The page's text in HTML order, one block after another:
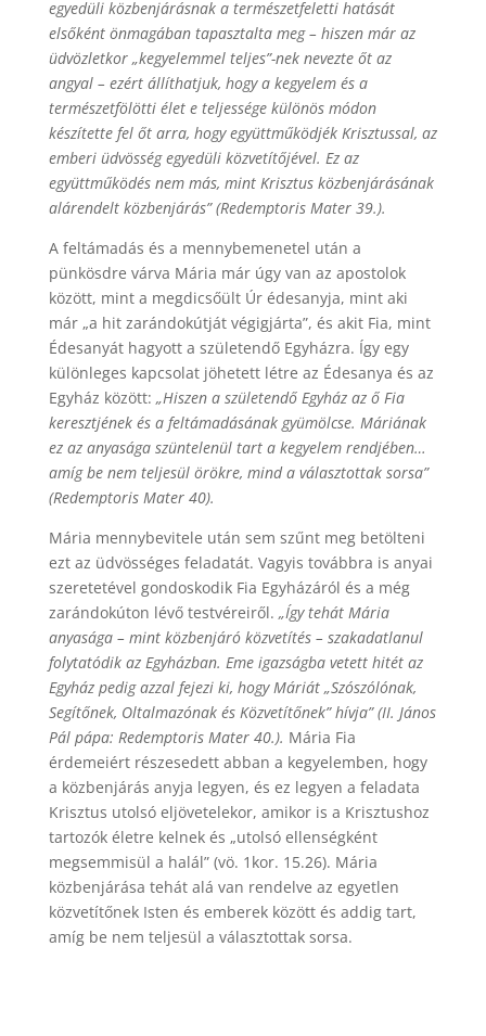
egyedüli közbenjárásnak a természetfeletti hatását
elsőként önmagában tapasztalta meg – hiszen már az
üdvözletkor „kegyelemmel teljes”-nek nevezte őt az
angyal – ezért állíthatjuk, hogy a kegyelem és a
természetfölötti élet e teljessége különös módon
készítette fel őt arra, hogy együttműködjék Krisztussal, az
emberi üdvösség egyedüli közvetítőjével. Ez az
együttműködés nem más, mint Krisztus közbenjárásának
alárendelt közbenjárás” (Redemptoris Mater 39.).
A feltámadás és a mennybemenetel után a
pünkösdre várva Mária már úgy van az apostolok
között, mint a megdicsőült Úr édesanyja, mint aki
már „a hit zarándokútját végigjárta”, és akit Fia, mint
Édesanyát hagyott a születendő Egyházra. Így egy
különleges kapcsolat jöhetett létre az Édesanya és az
Egyház között: „Hiszen a születendő Egyház az ő Fia
keresztjének és a feltámadásának gyümölcse. Máriának
ez az anyasága szüntelenül tart a kegyelem rendjében…
amíg be nem teljesül örökre, mind a választottak sorsa”
(Redemptoris Mater 40).
Mária mennybevitele után sem szűnt meg betölteni
ezt az üdvösséges feladatát. Vagyis továbbra is anyai
szeretetével gondoskodik Fia Egyházáról és a még
zarándokúton lévő testvéreiről. „Így tehát Mária
anyasága – mint közbenjáró közvetítés – szakadatlanul
folytatódik az Egyházban. Eme igazságba vetett hitét az
Egyház pedig azzal fejezi ki, hogy Máriát „Szószólónak,
Segítőnek, Oltalmazónak és Közvetítőnek” hívja” (II. János
Pál pápa: Redemptoris Mater 40.). Mária Fia
érdemeiért részesedett abban a kegyelemben, hogy
a közbenjárás anyja legyen, és ez legyen a feladata
Krisztus utolsó eljövetelekor, amikor is a Krisztushoz
tartozók életre kelnek és „utolsó ellenségként
megsemmisül a halál” (vö. 1kor. 15.26). Mária
közbenjárása tehát alá van rendelve az egyetlen
közvetítőnek Isten és emberek között és addig tart,
amíg be nem teljesül a választottak sorsa.